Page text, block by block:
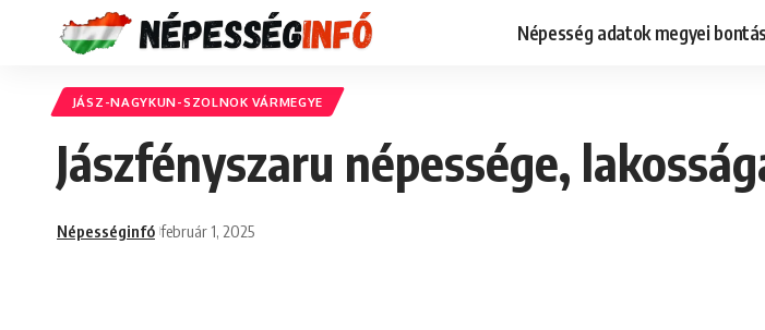
Népesség adatok megyei
JÁSZ-NAGYKUN-SZOLNOK VÁRMEGYE
Jászfényszaru népessége,
Népességinfó február 1, 2025